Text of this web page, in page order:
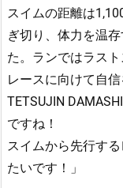
スイムの距離は
ぎ切り、体力を温
た。ランではラス
レースに向けて自
TETSUJIN
ですね！
スイムから先行す
たいです！」